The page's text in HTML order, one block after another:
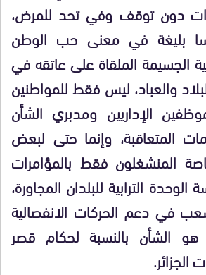
دون توقف وفي تحد للمرض،
بليغة في معنى حب الوطن
الجسيمة الملقاة على عاتقه في
والعباد، ليس فقط للمواطنين
الإداريين ومدبري الشأن
المتعاقبة، وإنما حتى لبعض
المنشغلون فقط بالمؤامرات
الترابية للبلدان المجاورة،
في دعم الحركات الانفصالية
هو الشأن بالنسبة لحكام قصر
الجزائر.